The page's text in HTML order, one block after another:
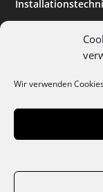
Wir verwenden
Planen & Bauen
Installateur des